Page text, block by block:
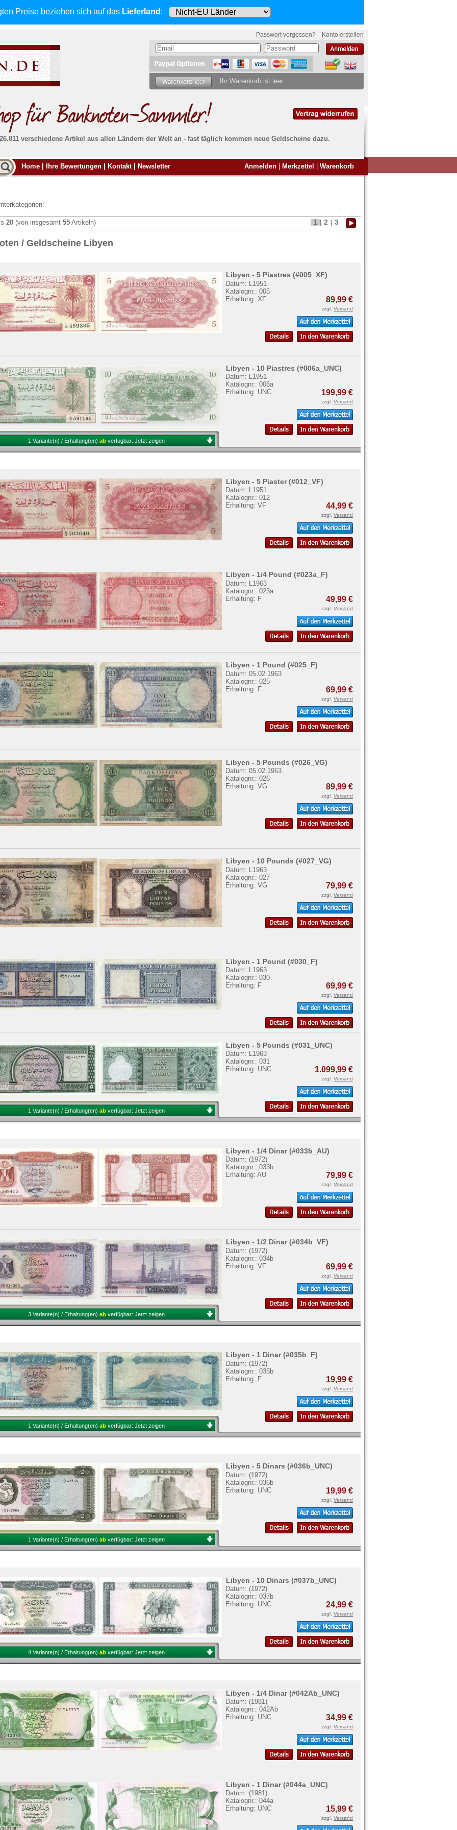
Preise beziehen sich auf das Lieferland :
Passwort vergessen? Konto erstellen
Ihr Warenkorb ist leer.
verschiedene Artikel aus allen Ländern der Welt an - fast täglich kommen neue Geldscheine dazu.
Alle Lieferungen, auch ins Ausland, werden
von uns voll versichert. Sie habenkein Risiko
Absolute Zuverlässigkeit:
Banknoten
Möchten Sie Banknoten
verkaufen?
Weitere Informationen zum Ankauf finden
Siehier.
Home Ihre Bewertungen Kontakt Newsletter Anmelden Merkzettel Warenkorb
20 (von insgesamt 55 Artikeln) 1 2 3
/ Geldscheine Libyen
Libyen - 5 Piastres (#005_XF)
Datum: L1951
Katalognr.: 005
Erhaltung: XF
89,99 €
zzgl. Versand
Libyen - 10 Piastres (#006a_UNC)
Datum: L1951
Katalognr.: 006a
Erhaltung: UNC
199,99 €
zzgl. Versand
1 Variante(n) / Erhaltung(en) ab verfügbar: Jetzt zeigen
Libyen - 5 Piaster (#012_VF)
Datum: L1951
Katalognr.: 012
Erhaltung: VF
44,99 €
zzgl. Versand
Libyen - 1/4 Pound (#023a_F)
Datum: L1963
Katalognr.: 023a
Erhaltung: F
49,99 €
zzgl. Versand
Libyen - 1 Pound (#025_F)
Datum: 05.02.1963
Katalognr.: 025
Erhaltung: F
69,99 €
zzgl. Versand
Libyen - 5 Pounds (#026_VG)
Datum: 05.02.1963
Katalognr.: 026
Erhaltung: VG
89,99 €
zzgl. Versand
Libyen - 10 Pounds (#027_VG)
Datum: L1963
Katalognr.: 027
Erhaltung: VG
79,99 €
zzgl. Versand
Libyen - 1 Pound (#030_F)
Datum: L1963
Katalognr.: 030
Erhaltung: F
69,99 €
zzgl. Versand
Libyen - 5 Pounds (#031_UNC)
Datum: L1963
Katalognr.: 031
Erhaltung: UNC
1.099,99 €
zzgl. Versand
1 Variante(n) / Erhaltung(en) ab verfügbar: Jetzt zeigen
Libyen - 1/4 Dinar (#033b_AU)
Datum: (1972)
Katalognr.: 033b
Erhaltung: AU
79,99 €
zzgl. Versand
Libyen - 1/2 Dinar (#034b_VF)
Datum: (1972)
Katalognr.: 034b
Erhaltung: VF
69,99 €
zzgl. Versand
3 Variante(n) / Erhaltung(en) ab verfügbar: Jetzt zeigen
Libyen - 1 Dinar (#035b_F)
Datum: (1972)
Katalognr.: 035b
Erhaltung: F
19,99 €
zzgl. Versand
1 Variante(n) / Erhaltung(en) ab verfügbar: Jetzt zeigen
Libyen - 5 Dinars (#036b_UNC)
Datum: (1972)
Katalognr.: 036b
Erhaltung: UNC
19,99 €
zzgl. Versand
1 Variante(n) / Erhaltung(en) ab verfügbar: Jetzt zeigen
Libyen - 10 Dinars (#037b_UNC)
Datum: (1972)
Katalognr.: 037b
Erhaltung: UNC
24,99 €
zzgl. Versand
4 Variante(n) / Erhaltung(en) ab verfügbar: Jetzt zeigen
Libyen - 1/4 Dinar (#042Ab_UNC)
Datum: (1981)
Katalognr.: 042Ab
Erhaltung: UNC
34,99 €
zzgl. Versand
Libyen - 1 Dinar (#044a_UNC)
Datum: (1981)
Katalognr.: 044a
Erhaltung: UNC
15,99 €
zzgl. Versand